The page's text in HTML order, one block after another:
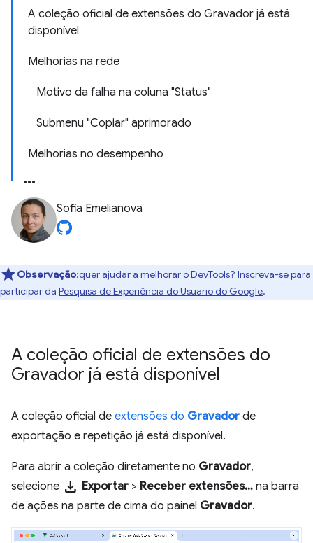
A coleção oficial de extensões do Gravador já está
disponível
Melhorias na rede
Motivo da falha na coluna "Status"
Submenu "Copiar" aprimorado
Melhorias no desempenho
Sofia Emelianova
Observação:quer ajudar a melhorar o DevTools? Inscreva-se para
participar da Pesquisa de Experiência do Usuário do Google.
A coleção oficial de extensões do
Gravador já está disponível
A coleção oficial de extensões do Gravador de
exportação e repetição já está disponível.
Para abrir a coleção diretamente no Gravador,
selecione download Exportar > Receber extensões… na barra
de ações na parte de cima do painel Gravador.